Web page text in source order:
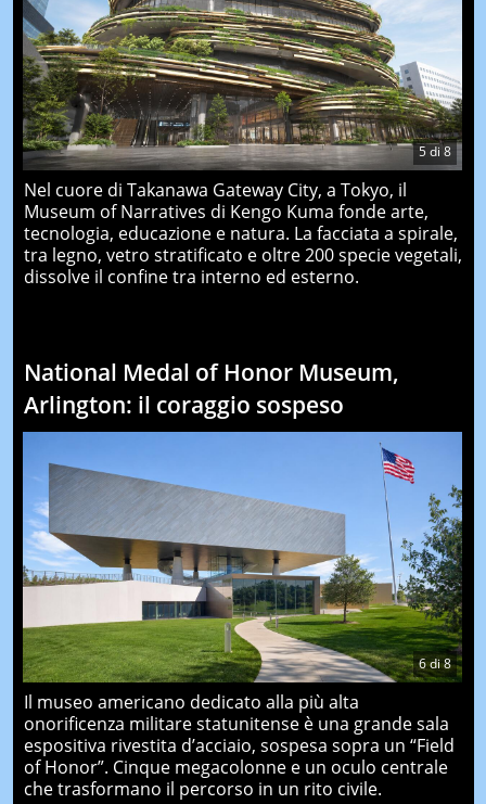
5di8
Nel cuore di Takanawa Gateway City, a Tokyo, il
Museum of Narratives di Kengo Kuma fonde arte,
tecnologia, educazione e natura. La facciata a spirale,
tra legno, vetro stratificato e oltre 200 specie vegetali,
dissolve il confine tra interno ed esterno.
National Medal of Honor Museum,
Arlington: il coraggio sospeso
6di8
Il museo americano dedicato alla più alta
onorificenza militare statunitense è una grande sala
espositiva rivestita d’acciaio, sospesa sopra un “Field
of Honor”. Cinque megacolonne e un oculo centrale
che trasformano il percorso in un rito civile.